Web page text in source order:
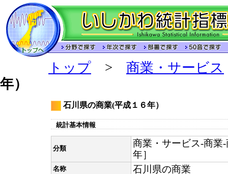
トップ > 商業・サービス
年）
石川県の商業(平成１６年）
統計基本情報
分類
商業・サービス-商業
年］
名称 石川県の商業